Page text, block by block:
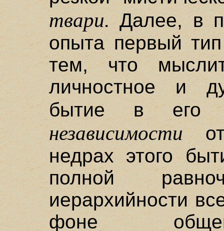
твари.Далее, в
опыта первый тип
тем, что
личностное и
бытие в его
независимостиот
недрах этого
полной
иерархийности
фоне